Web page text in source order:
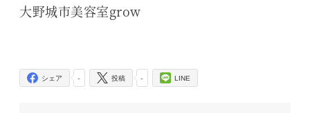
大野城市美容室grow
-
シェア -
投稿 LINE